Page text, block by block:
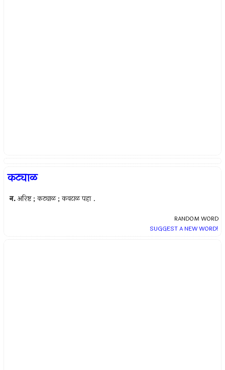
कट्याळ
न. अरिष्ट ; कट्याळ ; कवटाळ पहा .
RANDOM WORD
SUGGEST A NEW WORD!